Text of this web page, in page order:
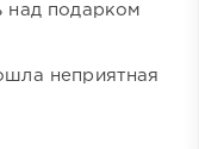
над подарком
неприятная